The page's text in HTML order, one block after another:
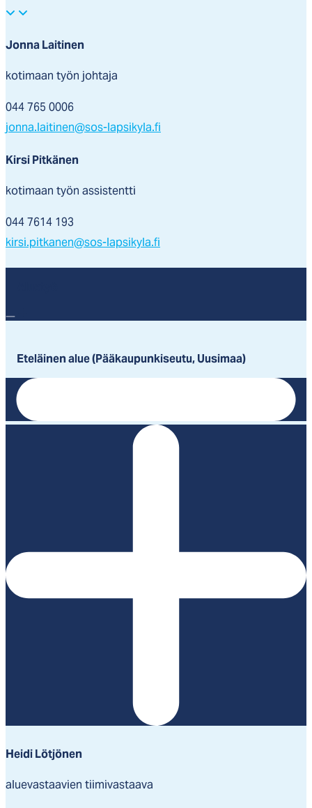
Jonna Laitinen
kotimaan työn johtaja
044 765 0006
jonna.laitinen@sos-lapsikyla.fi
Kirsi Pitkänen
kotimaan työn assistentti
044 7614 193
kirsi.pitkanen@sos-lapsikyla.fi
Eteläinen alue (Pääkaupunkiseutu, Uusimaa)
Heidi Lötjönen
aluevastaavien tiimivastaava